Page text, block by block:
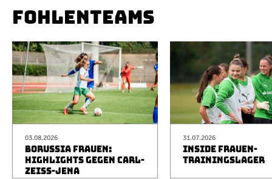
FOHLENTEAMS
03.08.2026
BORUSSIA FRAUEN:
HIGHLIGHTS GEGEN CARL-
ZEISS-JENA
31.07.2026
INSIDE FRAUEN-
TRAININGSLAGER